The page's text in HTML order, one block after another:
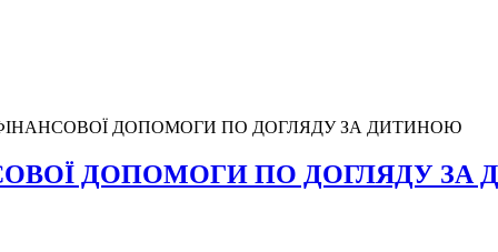
ДОПОМОГИ ПО ДОГЛЯДУ ЗА ДИТИНОЮ
ДОПОМОГИ ПО ДОГЛЯДУ ЗА